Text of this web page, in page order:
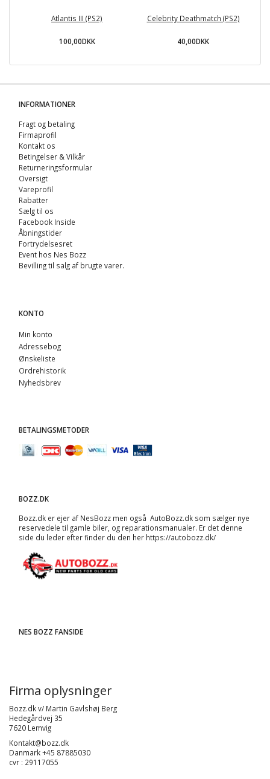
Atlantis III (PS2)
100,00DKK
Celebrity Deathmatch (PS2)
40,00DKK
INFORMATIONER
Fragt og betaling
Firmaprofil
Kontakt os
Betingelser & Vilkår
Returneringsformular
Oversigt
Vareprofil
Rabatter
Sælg til os
Facebook Inside
Åbningstider
Fortrydelsesret
Event hos Nes Bozz
Bevilling til salg af brugte varer.
KONTO
Min konto
Adressebog
Ønskeliste
Ordrehistorik
Nyhedsbrev
BETALINGSMETODER
BOZZ.DK
Bozz.dk er ejer af NesBozz men også AutoBozz.dk som sælger nye
reservedele til gamle biler, og reparationsmanualer. Er det denne
side du leder efter finder du den her https://autobozz.dk/
NES BOZZ FANSIDE
Firma oplysninger
Bozz.dk v/ Martin Gavlshøj Berg
Hedegårdvej 35
7620 Lemvig
Kontakt@bozz.dk
Danmark +45 87885030
cvr : 29117055